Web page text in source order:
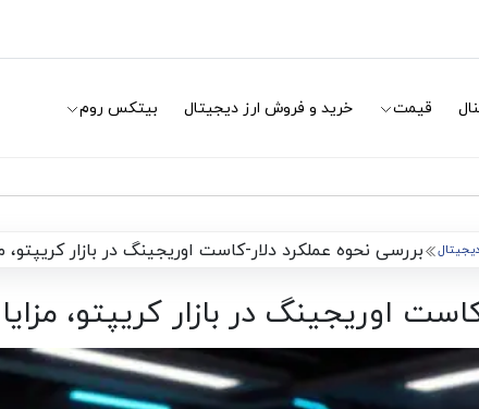
قیمت خرید و فروش ارز دیجیتال بیتکس روم
بررسی نحوه عملکرد دلار-کاست اوریجینگ در بازار
اوریجینگ در بازار کریپتو،